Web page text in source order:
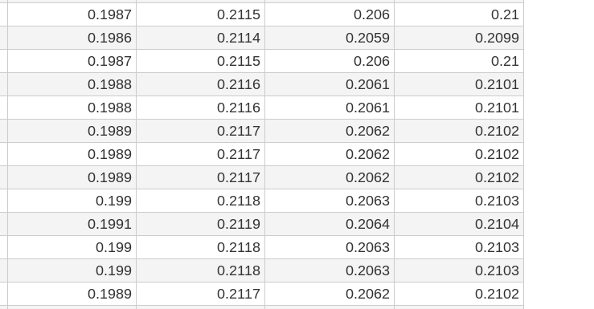
0.1987 0.2115 0.206
0.21
0.1986 0.2114 0.2059
0.2099
0.1987 0.2115 0.206
0.21
0.1988 0.2116 0.2061
0.2101
0.1988 0.2116 0.2061
0.2101
0.1989 0.2117 0.2062
0.2102
0.1989 0.2117 0.2062
0.2102
0.1989 0.2117 0.2062
0.2102
0.199 0.2118 0.2063
0.2103
0.1991 0.2119 0.2064
0.2104
0.199 0.2118 0.2063
0.2103
0.199 0.2118 0.2063
0.2103
0.1989 0.2117 0.2062
0.2102